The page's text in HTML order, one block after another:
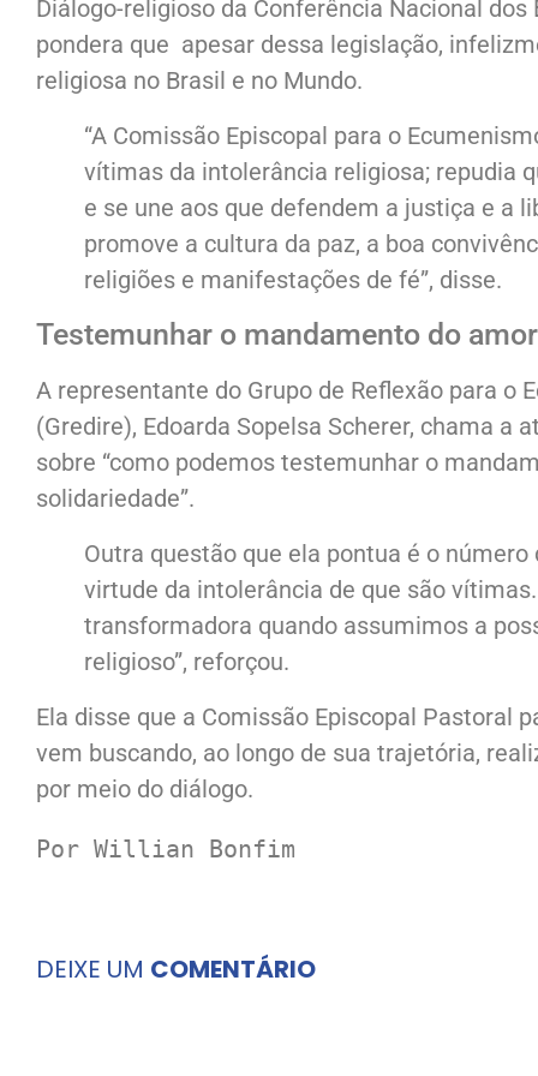
Diálogo-religioso da Conferência Nacional
pondera que apesar dessa legislação,
religiosa no Brasil e no Mundo.
“A Comissão Episcopal para o
vítimas da intolerância religiosa; repudia
e se une aos que defendem a justiça e a
promove a cultura da paz, a boa
religiões e manifestações de fé”, disse.
Testemunhar o mandamento do amor
A representante do Grupo de Reflexão para o
(Gredire), Edoarda Sopelsa Scherer, chama a
sobre “como podemos testemunhar o
solidariedade”.
Outra questão que ela pontua é o
virtude da intolerância de que são
transformadora quando assumimos a
religioso”, reforçou.
Ela disse que a Comissão Episcopal Pastoral
vem buscando, ao longo de sua trajetória,
por meio do diálogo.
Por Willian Bonfim
DEIXE UM COMENTÁRIO